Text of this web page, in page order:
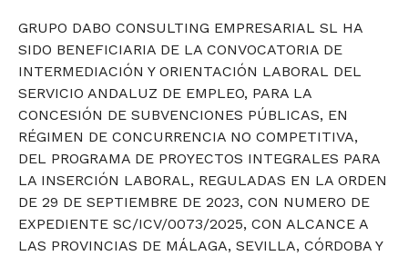
GRUPO DABO CONSULTING EMPRESARIAL SL HA
SIDO BENEFICIARIA DE LA CONVOCATORIA DE
INTERMEDIACIÓN Y ORIENTACIÓN LABORAL DEL
SERVICIO ANDALUZ DE EMPLEO, PARA LA
CONCESIÓN DE SUBVENCIONES PÚBLICAS, EN
RÉGIMEN DE CONCURRENCIA NO COMPETITIVA,
DEL PROGRAMA DE PROYECTOS INTEGRALES PARA
LA INSERCIÓN LABORAL, REGULADAS EN LA ORDEN
DE 29 DE SEPTIEMBRE DE 2023, CON NUMERO DE
EXPEDIENTE SC/ICV/0073/2025, CON ALCANCE A
LAS PROVINCIAS DE MÁLAGA, SEVILLA, CÓRDOBA Y